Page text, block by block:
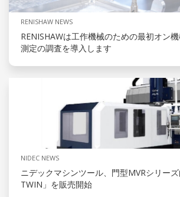
RENISHAW NEWS
RENISHAWは工作機械のための最初オン
測定の調査を導入します
NIDEC NEWS
ニデックマシンツール、門型MVRシリー
TWIN」を販売開始